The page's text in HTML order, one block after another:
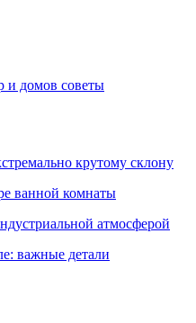
и домов советы
крутому склону
ванной комнаты
атмосферой
важные детали